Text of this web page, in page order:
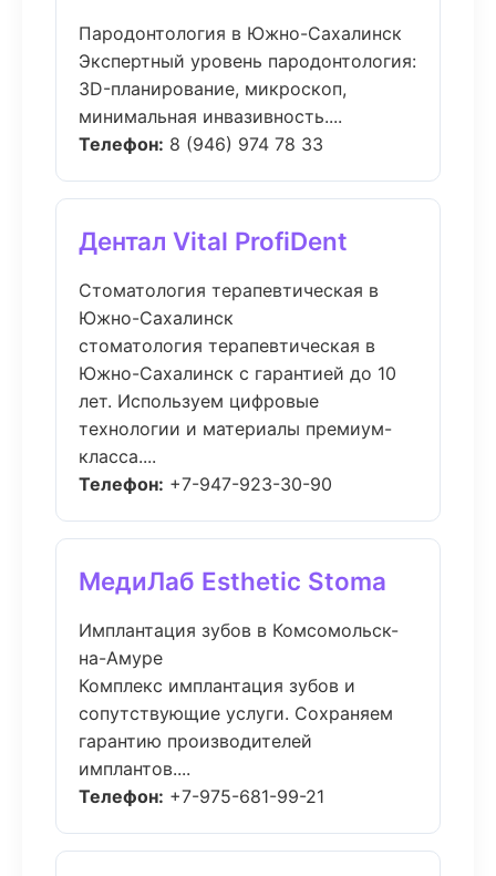
Пародонтология в Южно-Сахалинск
Экспертный уровень пародонтология:
3D-планирование, микроскоп,
минимальная инвазивность....
Телефон: 8 (946) 974 78 33
Дентал Vital ProfiDent
Стоматология терапевтическая в
Южно-Сахалинск
стоматология терапевтическая в
Южно-Сахалинск с гарантией до 10
лет. Используем цифровые
технологии и материалы премиум-
класса....
Телефон: +7-947-923-30-90
МедиЛаб Esthetic Stoma
Имплантация зубов в Комсомольск-
на-Амуре
Комплекс имплантация зубов и
сопутствующие услуги. Сохраняем
гарантию производителей
имплантов....
Телефон: +7-975-681-99-21